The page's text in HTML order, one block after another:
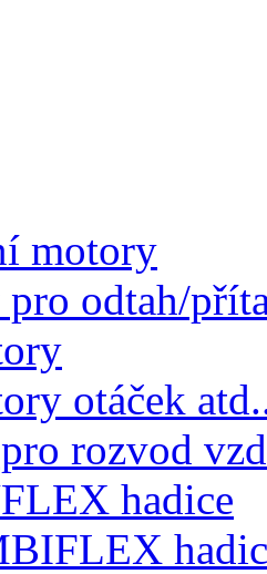
motory
odtah/
otáček
rozvod
hadice